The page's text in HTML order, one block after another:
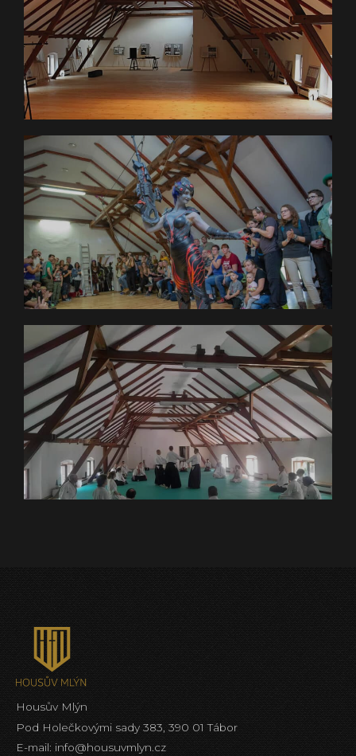
Housův Mlýn
Pod Holečkovými sady 383, 390 01 Tábor
E-mail: info@housuvmlyn.cz